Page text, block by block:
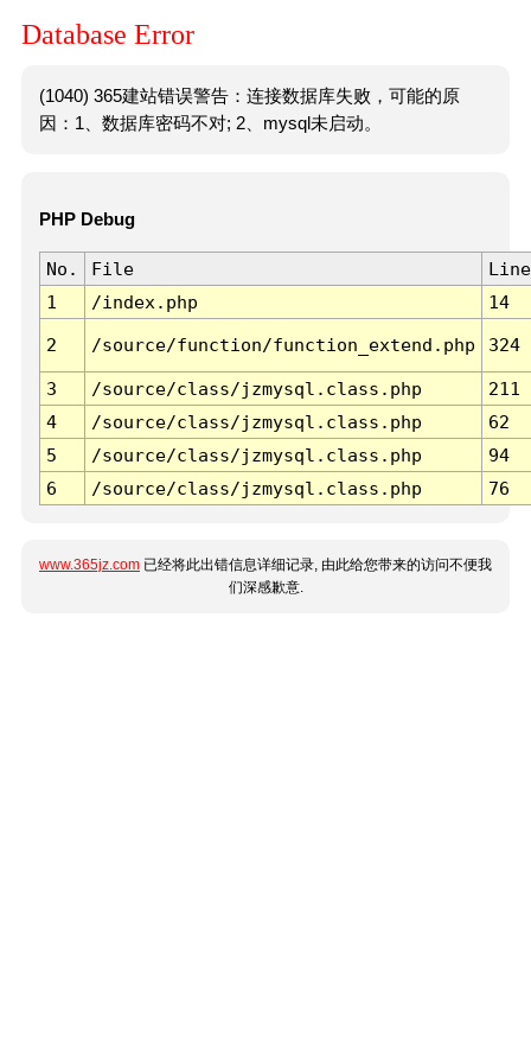
Database Error
(1040) 365建站错误警告：连接数据库失败，可能的原
因：1、数据库密码不对; 2、mysql未启动。
PHP Debug
No. File
Line
1
/index.php 14
2 /source/function/function_extend.php 324
3 /source/class/jzmysql.class.php
211
4
/source/class/jzmysql.class.php
62
5
/source/class/jzmysql.class.php
94
6
/source/class/jzmysql.class.php 76
www.365jz.com 已经将此出错信息详细记录, 由此给您带来的访问不便我
们深感歉意.